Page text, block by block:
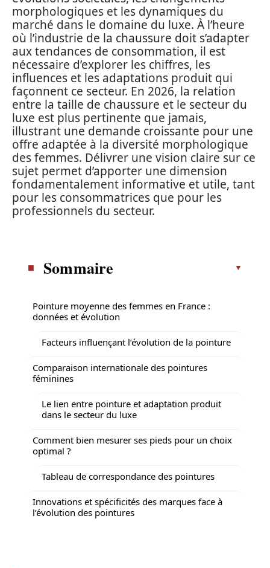
morphologiques et les dynamiques du
marché dans le domaine du luxe. À l’heure
où l’industrie de la chaussure doit s’adapter
aux tendances de consommation, il est
nécessaire d’explorer les chiffres, les
influences et les adaptations produit qui
façonnent ce secteur. En 2026, la relation
entre la taille de chaussure et le secteur du
luxe est plus pertinente que jamais,
illustrant une demande croissante pour une
offre adaptée à la diversité morphologique
des femmes. Délivrer une vision claire sur ce
sujet permet d’apporter une dimension
fondamentalement informative et utile, tant
pour les consommatrices que pour les
professionnels du secteur.
Sommaire
Pointure moyenne des femmes en France :
données et évolution
Facteurs influençant l’évolution de la pointure
Comparaison internationale des pointures
féminines
Le lien entre pointure et adaptation produit
dans le secteur du luxe
Comment bien mesurer ses pieds pour un choix
optimal ?
Tableau de correspondance des pointures
Innovations et spécificités des marques face à
l’évolution des pointures